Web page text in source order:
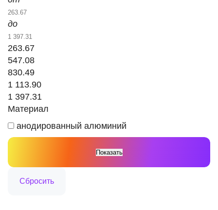
до
263.67
547.08
830.49
1 113.90
1 397.31
Материал
анодированный алюминий